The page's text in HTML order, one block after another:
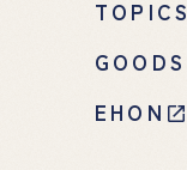
TOPICS
GOODS
EHON